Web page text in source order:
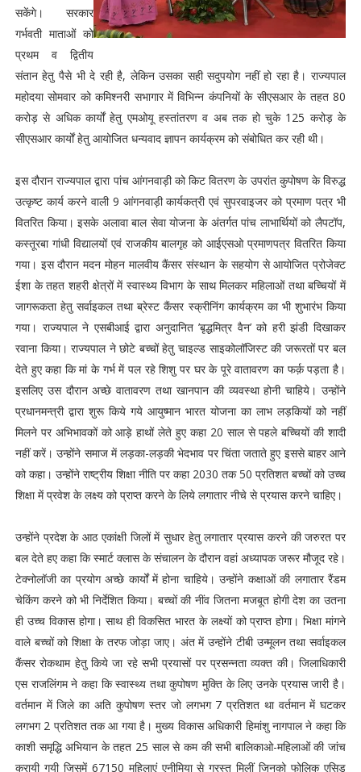
सकेंगे। सरकार
गर्भवती माताओं को
प्रथम व द्वितीय
संतान हेतु पैसे भी दे रही है, लेकिन उसका सही सदुपयोग नहीं हो रहा है। राज्यपाल
महोदया सोमवार को कमिश्नरी सभागार में विभिन्न कंपनियों के सीएसआर के तहत 80
करोड़ से अधिक कार्यों हेतु एमओयू हस्तांतरण व अब तक हो चुके 125 करोड़ के
सीएसआर कार्यों हेतु आयोजित धन्यवाद ज्ञापन कार्यक्रम को संबोधित कर रही थी।
इस दौरान राज्यपाल द्वारा पांच आंगनवाड़ी को किट वितरण के उपरांत कुपोषण के विरुद्ध
उत्कृष्ट कार्य करने वाली 9 आंगनवाड़ी कार्यकत्री एवं सुपरवाइजर को प्रमाण पत्र भी
वितरित किया। इसके अलावा बाल सेवा योजना के अंतर्गत पांच लाभार्थियों को लैपटॉप,
कस्तूरबा गांधी विद्यालयों एवं राजकीय बालगृह को आईएसओ प्रमाणपत्र वितरित किया
गया। इस दौरान मदन मोहन मालवीय कैंसर संस्थान के सहयोग से आयोजित प्रोजेक्ट
ईशा के तहत शहरी क्षेत्रों में स्वास्थ्य विभाग के साथ मिलकर महिलाओं तथा बच्चियों में
जागरूकता हेतु सर्वाइकल तथा ब्रेस्ट कैंसर स्क्रीनिंग कार्यक्रम का भी शुभारंभ किया
गया। राज्यपाल ने एसबीआई द्वारा अनुदानित ’बृद्धमित्र वैन’ को हरी झंडी दिखाकर
रवाना किया। राज्यपाल ने छोटे बच्चों हेतु चाइल्ड साइकोलॉजिस्ट की जरूरतों पर बल
देते हुए कहा कि मां के गर्भ में पल रहे शिशु पर घर के पूरे वातावरण का फर्क़ पड़ता है।
इसलिए उस दौरान अच्छे वातावरण तथा खानपान की व्यवस्था होनी चाहिये। उन्होंने
प्रधानमन्त्री द्वारा शुरू किये गये आयुष्मान भारत योजना का लाभ लड़कियों को नहीं
मिलने पर अभिभावकों को आड़े हाथों लेते हुए कहा 20 साल से पहले बच्चियों की शादी
नहीं करें। उन्होंने समाज में लड़का-लड़की भेदभाव पर चिंता जताते हुए इससे बाहर आने
को कहा। उन्होंने राष्ट्रीय शिक्षा नीति पर कहा 2030 तक 50 प्रतिशत बच्चों को उच्च
शिक्षा में प्रवेश के लक्ष्य को प्राप्त करने के लिये लगातार नीचे से प्रयास करने चाहिए।
उन्होंने प्रदेश के आठ एकांक्षी जिलों में सुधार हेतु लगातार प्रयास करने की जरुरत पर
बल देते हए कहा कि स्मार्ट क्लास के संचालन के दौरान वहां अध्यापक जरूर मौजूद रहे।
टेक्नोलॉजी का प्रयोग अच्छे कार्यों में होना चाहिये। उन्होंने कक्षाओं की लगातार रैंडम
चेकिंग करने को भी निर्देशित किया। बच्चों की नींव जितना मजबूत होगी देश का उतना
ही उच्च विकास होगा। साथ ही विकसित भारत के लक्ष्यों को प्राप्त होगा। भिक्षा मांगने
वाले बच्चों को शिक्षा के तरफ जोड़ा जाए। अंत में उन्होंने टीबी उन्मूलन तथा सर्वाइकल
कैंसर रोकथाम हेतु किये जा रहे सभी प्रयासों पर प्रसन्नता व्यक्त की। जिलाधिकारी
एस राजलिंगम ने कहा कि स्वास्थ्य तथा कुपोषण मुक्ति के लिए उनके प्रयास जारी है।
वर्तमान में जिले का अति कुपोषण स्तर जो लगभग 7 प्रतिशत था वर्तमान में घटकर
लगभग 2 प्रतिशत तक आ गया है। मुख्य विकास अधिकारी हिमांशु नागपाल ने कहा कि
काशी समृद्धि अभियान के तहत 25 साल से कम की सभी बालिकाओ-महिलाओं की जांच
करायी गयी जिसमें 67150 महिलाएं एनीमिया से ग्रस्त मिलीं जिनको फोलिक एसिड